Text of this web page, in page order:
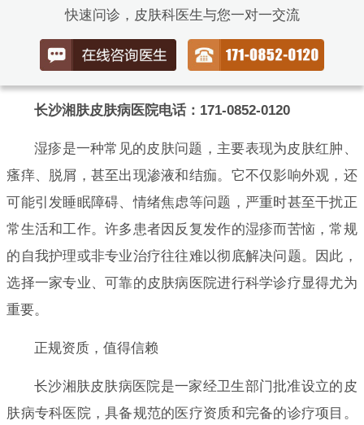
快速问诊，皮肤科医生与您一对一交流
长沙湘肤皮肤病医院电话：171-0852-0120
湿疹是一种常见的皮肤问题，主要表现为皮肤红肿、
瘙痒、脱屑，甚至出现渗液和结痂。它不仅影响外观，还
可能引发睡眠障碍、情绪焦虑等问题，严重时甚至干扰正
常生活和工作。许多患者因反复发作的湿疹而苦恼，常规
的自我护理或非专业治疗往往难以彻底解决问题。因此，
选择一家专业、可靠的皮肤病医院进行科学诊疗显得尤为
重要。
正规资质，值得信赖
长沙湘肤皮肤病医院是一家经卫生部门批准设立的皮
肤病专科医院，具备规范的医疗资质和完备的诊疗项目。